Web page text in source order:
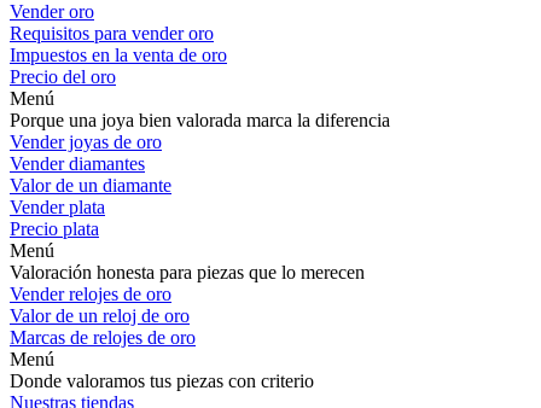
Vender oro
Requisitos para vender oro
Impuestos en la venta de oro
Precio del oro
Menú
Porque una joya bien valorada marca la diferencia
Vender joyas de oro
Vender diamantes
Valor de un diamante
Vender plata
Precio plata
Menú
Valoración honesta para piezas que lo merecen
Vender relojes de oro
Valor de un reloj de oro
Marcas de relojes de oro
Menú
Donde valoramos tus piezas con criterio
Nuestras tiendas